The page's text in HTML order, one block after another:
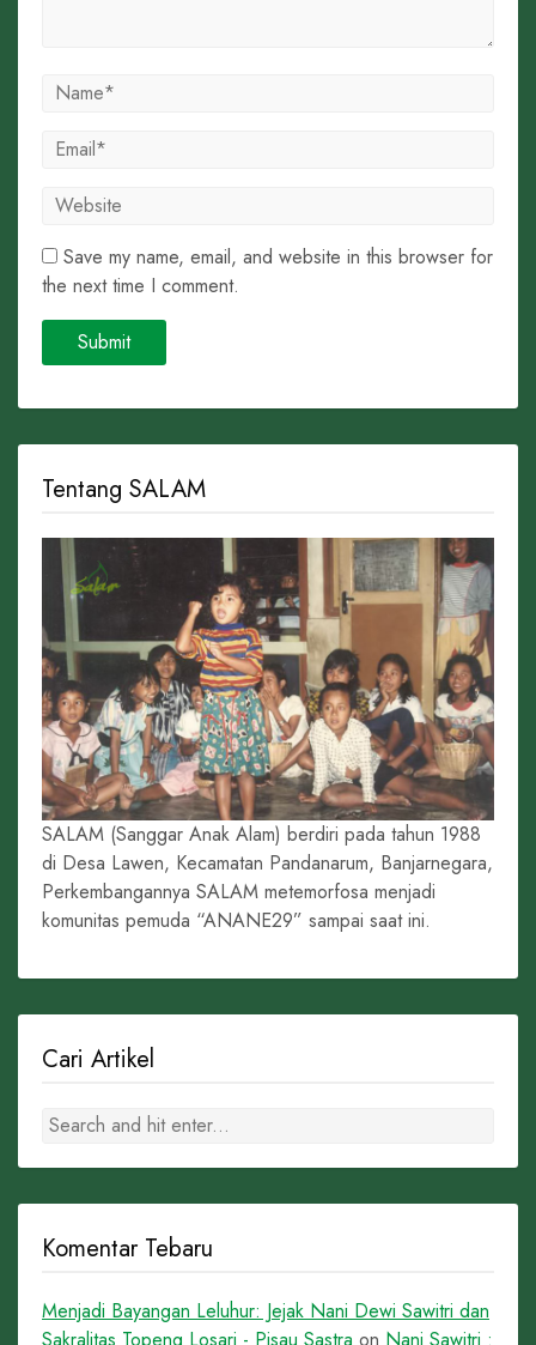
Save my name, email, and website in this browser for
the next time I comment.
Tentang SALAM
SALAM (Sanggar Anak Alam) berdiri pada tahun 1988
di Desa Lawen, Kecamatan Pandanarum, Banjarnegara,
Perkembangannya SALAM metemorfosa menjadi
komunitas pemuda “ANANE29” sampai saat ini.
Cari Artikel
Komentar Tebaru
Menjadi Bayangan Leluhur: Jejak Nani Dewi Sawitri dan